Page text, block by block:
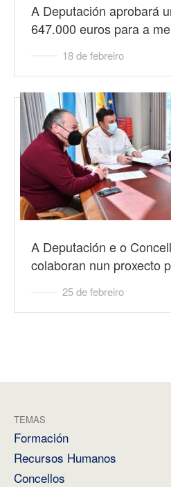
A Deputación aprobará
647.000 euros para a
18 de febreiro
A Deputación e o
colaboran nun proxecto
25 de febreiro
TEMAS
Formación
Recursos Humanos
Concellos